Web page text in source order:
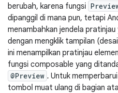
berubah, karena fungsi
dipanggil di mana pun, tetapi
menambahkan jendela
dengan mengklik tampilan
ini menampilkan pratinjau
fungsi composable yang
@Preview . Untuk
tombol muat ulang di bagian